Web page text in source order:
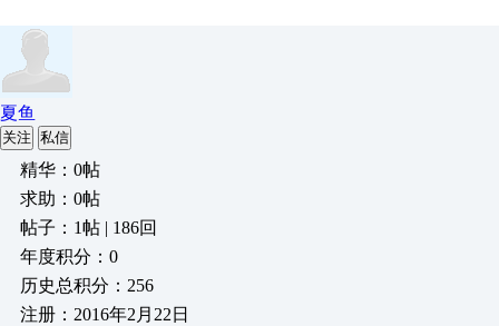
夏鱼
关注 私信
精华：0帖
求助：0帖
帖子：1帖 | 186回
年度积分：0
历史总积分：256
注册：2016年2月22日